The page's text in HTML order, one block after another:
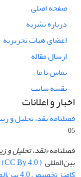
صفحه اصلی
درباره نشریه
اعضای هیات تحریریه
ارسال مقاله
تماس با ما
نقشه سایت
اخبار و اعلانات
فصلنامه نقد، تحلیل و
05
فصلنامه«نقد، تحلیل و
بین‌المللی